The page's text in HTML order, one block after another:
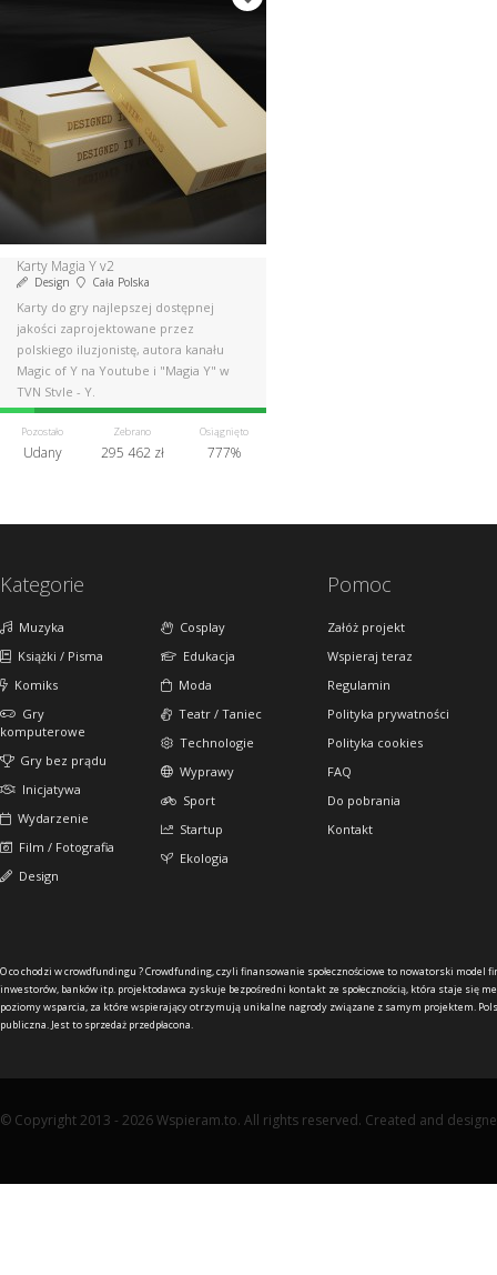
Karty Magia Y v2
Design Cała Polska
Karty do gry najlepszej dostępnej
jakości zaprojektowane przez
polskiego iluzjonistę, autora kanału
Magic of Y na Youtube i "Magia Y" w
TVN Style - Y.
Pozostało
Udany
Zebrano
295 462 zł
Osiągnięto
777%
Kategorie
Muzyka
Książki / Pisma
Komiks
Gry
komputerowe
Gry bez prądu
Inicjatywa
Wydarzenie
Film / Fotografia
Design
Cosplay
Edukacja
Moda
Teatr / Taniec
Technologie
Wyprawy
Sport
Startup
Ekologia
Pomoc
Załóż projekt
Wspieraj teraz
Regulamin
Polityka prywatności
Polityka cookies
FAQ
Do pobrania
Kontakt
O co chodzi w crowdfundingu ?Crowdfunding, czyli finansowanie społecznościowe to nowatorski model
inwestorów, banków itp. projektodawca zyskuje bezpośredni kontakt ze społecznością, która staje się
poziomy wsparcia, za które wspierający otrzymują unikalne nagrody związane z samym projektem.
publiczna. Jest to sprzedaż przedpłacona.
© Copyright 2013 - 2026 Wspieram.to. All rights reserved. Created and